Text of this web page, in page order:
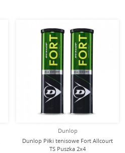
Dunlop
Dunlop Piłki tenisowe Fort Allcourt
TS Puszka 2x4